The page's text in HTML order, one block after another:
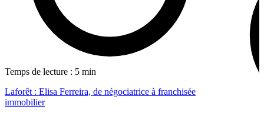
Temps de lecture : 5 min
Laforêt : Elisa Ferreira, de négociatrice à franchisée
immobilier